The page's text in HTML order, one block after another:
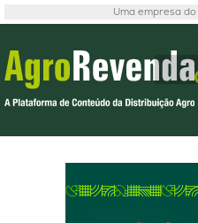
Uma empresa do